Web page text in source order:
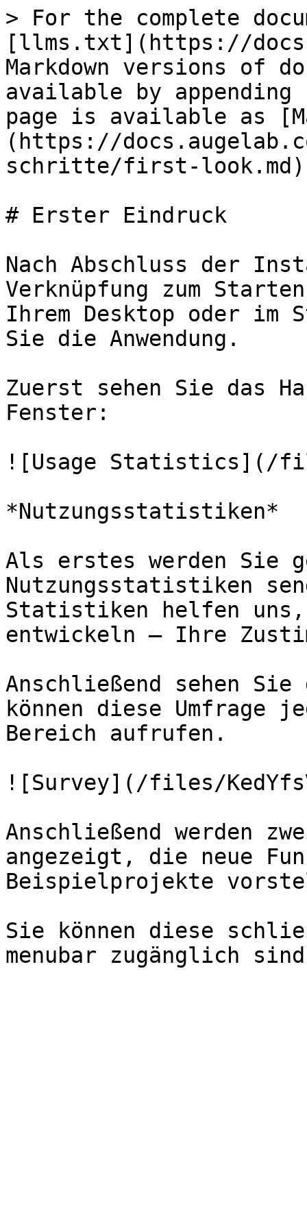
> For the complete
[llms.txt](https://
Markdown versions of
available by
page is available as
(https://
schritte/first-
# Erster Eindruck
Nach Abschluss der
Verknüpfung zum
Ihrem Desktop oder im
Sie die Anwendung.
Zuerst sehen Sie das
Fenster:
![Usage Statistics](/files/
*Nutzungsstatistiken*
Als erstes werden Sie
Nutzungsstatistiken
Statistiken helfen uns,
entwickeln — Ihre
Anschließend sehen
können diese Umfrage
Bereich aufrufen.
![Survey](/files/
Anschließend werden
angezeigt, die neue
Beispielprojekte
Sie können diese